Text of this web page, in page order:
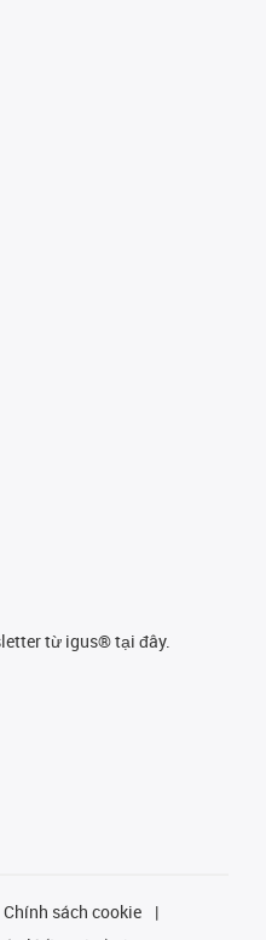
từ igus® tại đây.
Chính sách cookie